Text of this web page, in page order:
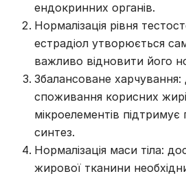
ендокринних органів.
Нормалізація рівня
естрадіол утворюється
важливо відновити його
Збалансоване харчування:
споживання корисних
мікроелементів
синтез.
Нормалізація маси тіла:
жирової тканини